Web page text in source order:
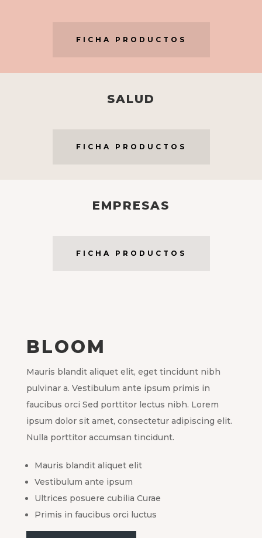
FICHA PRODUCTOS
SALUD
FICHA PRODUCTOS
EMPRESAS
FICHA PRODUCTOS
BLOOM
Mauris blandit aliquet elit, eget tincidunt nibh
pulvinar a. Vestibulum ante ipsum primis in
faucibus orci Sed porttitor lectus nibh. Lorem
ipsum dolor sit amet, consectetur adipiscing elit.
Nulla porttitor accumsan tincidunt.
Mauris blandit aliquet elit
Vestibulum ante ipsum
Ultrices posuere cubilia Curae
Primis in faucibus orci luctus